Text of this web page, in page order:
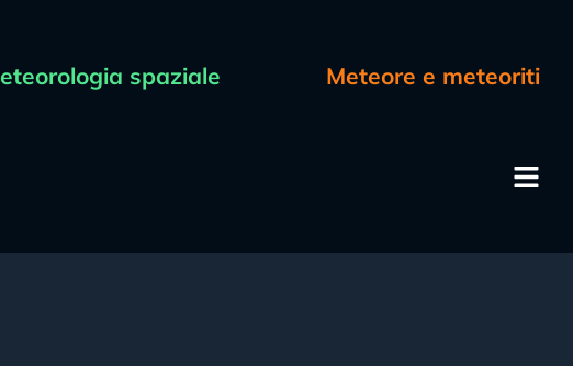
spaziale Meteore e meteoriti